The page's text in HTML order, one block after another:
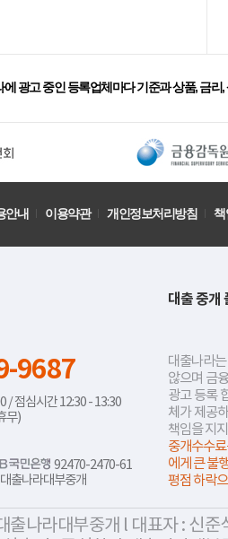
에 광고 중인 등록업체마다 기준과 상품, 금
안내 이용약관 개인정보처리방침 책
9687
/ 점심시간 12:30 - 13:30
무)
92470-2470-61
출나라대부중개
대출 중개
대출나라
않으며 금
광고 등록
체가 제공
책임을 지
중개수수
에게 큰 불
평점 하락
출나라대부중개 l 대표자 : 신